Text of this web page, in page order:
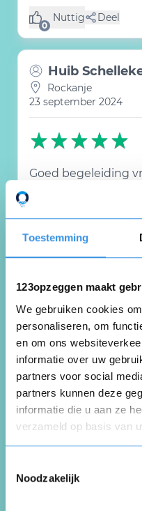
Toestemming
123opzeggen maakt
We gebruiken cookies
personaliseren, om
en om ons
informatie over uw
partners voor social
partners kunnen deze
informatie die u aan ze
verzameld op basis van
Noodzakelijk
0
Nuttig
(0 like) Deel
Huib
Rockanje
23 september 2024
Goed begeleiding
Nuttig
Rockanje
16 september 2024
Altijd met plezier
0 (0 like)